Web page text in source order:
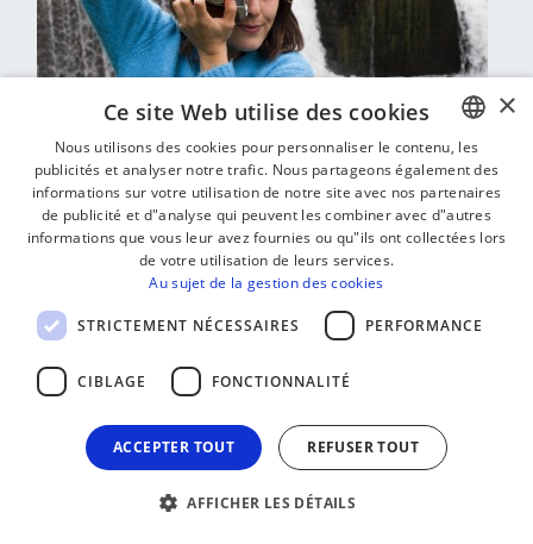
Maia Iribarne-Olhagarai
"Arriver à concrétiser une idée qui vous trotte
dans la tête c'est une grande satisfaction"
BASQUE
FRENCH
×
Ce site Web utilise des cookies
Nous utilisons des cookies pour personnaliser le contenu, les
publicités et analyser notre trafic. Nous partageons également des
informations sur votre utilisation de notre site avec nos partenaires
de publicité et d"analyse qui peuvent les combiner avec d"autres
informations que vous leur avez fournies ou qu"ils ont collectées lors
de votre utilisation de leurs services.
Au sujet de la gestion des cookies
STRICTEMENT NÉCESSAIRES PERFORMANCE
CIBLAGE FONCTIONNALITÉ
ACCEPTER TOUT REFUSER TOUT
AFFICHER LES DÉTAILS